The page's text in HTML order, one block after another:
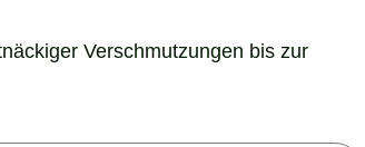
Verschmutzungen bis zur